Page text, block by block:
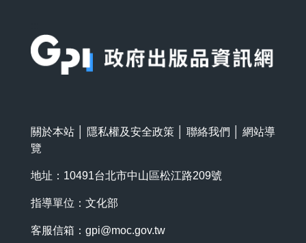
關於本站 隱私權及安全政策 聯絡我們
網站導
覽
地址：10491台北市中山區松江路209號
指導單位：文化部
客服信箱： gpi@moc.gov.tw